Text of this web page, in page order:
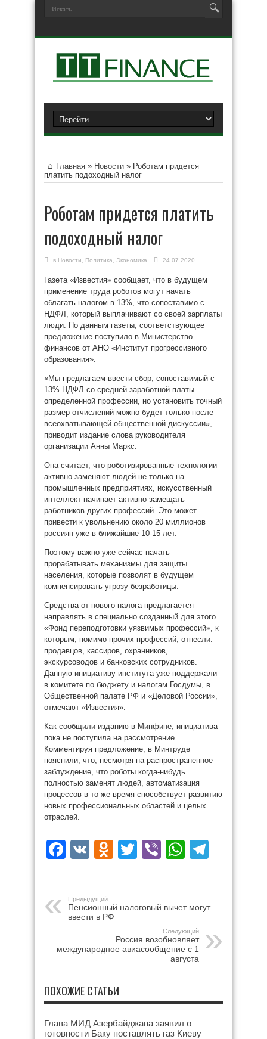
Главная » Новости » Роботам придется
платить подоходный налог
Роботам придется платить
подоходный налог
в Новости Политика Экономика 24.07.2020
Газета «Известия» сообщает, что в будущем
применение труда роботов могут начать
облагать налогом в 13%, что сопоставимо с
НДФЛ, который выплачивают со своей зарплаты
люди. По данным газеты, соответствующее
предложение поступило в Министерство
финансов от АНО «Институт прогрессивного
образования».
«Мы предлагаем ввести сбор, сопоставимый с
13% НДФЛ со средней заработной платы
определенной профессии, но установить точный
размер отчислений можно будет только после
всеохватывающей общественной дискуссии», —
приводит издание слова руководителя
организации Анны Маркс.
Она считает, что роботизированные технологии
активно заменяют людей не только на
промышленных предприятиях, искусственный
интеллект начинает активно замещать
работников других профессий. Это может
привести к увольнению около 20 миллионов
россиян уже в ближайшие 10-15 лет.
Поэтому важно уже сейчас начать
прорабатывать механизмы для защиты
населения, которые позволят в будущем
компенсировать угрозу безработицы.
Средства от нового налога предлагается
направлять в специально созданный для этого
«Фонд переподготовки уязвимых профессий», к
которым, помимо прочих профессий, отнесли:
продавцов, кассиров, охранников,
экскурсоводов и банковских сотрудников.
Данную инициативу института уже поддержали
в комитете по бюджету и налогам Госдумы, в
Общественной палате РФ и «Деловой России»,
отмечают «Известия».
Как сообщили изданию в Минфине, инициатива
пока не поступила на рассмотрение.
Комментируя предложение, в Минтруде
пояснили, что, несмотря на распространенное
заблуждение, что роботы когда-нибудь
полностью заменят людей, автоматизация
процессов в то же время способствует развитию
новых профессиональных областей и целых
отраслей.
Facebook
VK Odnoklassniki
Twitter
Viber
Предыдущий
Пенсионный налоговый вычет могут
ввести в РФ
Следующий
Россия возобновляет
международное авиасообщение с 1
августа
ПОХОЖИЕ СТАТЬИ
Глава МИД Азербайджана заявил о
готовности Баку поставлять газ Киеву